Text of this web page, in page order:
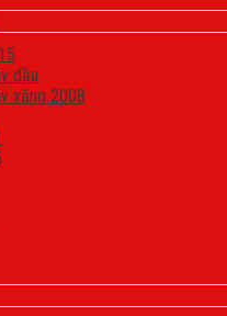
dầu
xăng 2008